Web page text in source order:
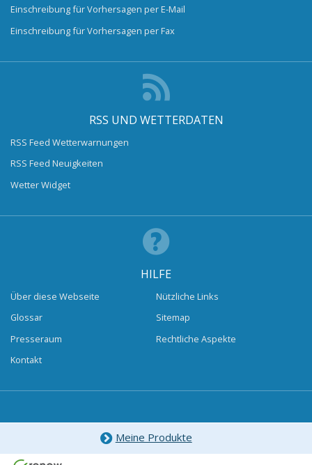
Einschreibung für Vorhersagen per E-Mail
Einschreibung für Vorhersagen per Fax
RSS UND WETTERDATEN
RSS Feed Wetterwarnungen
RSS Feed Neuigkeiten
Wetter Widget
HILFE
Über diese Webseite
Glossar
Presseraum
Kontakt
Nützliche Links
Sitemap
Rechtliche Aspekte
Meine Produkte